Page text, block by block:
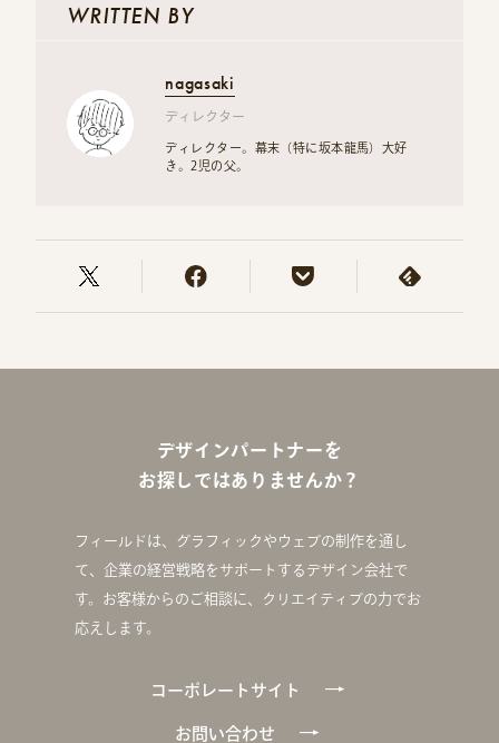
WRITTEN BY
nagasaki
ディレクター
ディレクター。幕末（特に坂本龍馬）大好
き。2児の父。
デザインパートナーを
お探しではありませんか？
フィールドは、グラフィックやウェブの制作を通し
て、企業の経営戦略をサポートするデザイン会社で
す。お客様からのご相談に、クリエイティブの力でお
応えします。
コーポレートサイト
お問い合わせ